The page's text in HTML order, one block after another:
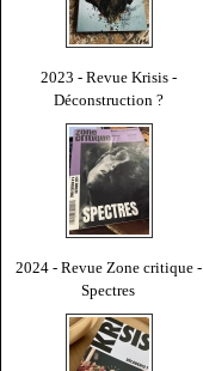
2023 - Revue Krisis -
Déconstruction ?
2024 - Revue Zone critique -
Spectres